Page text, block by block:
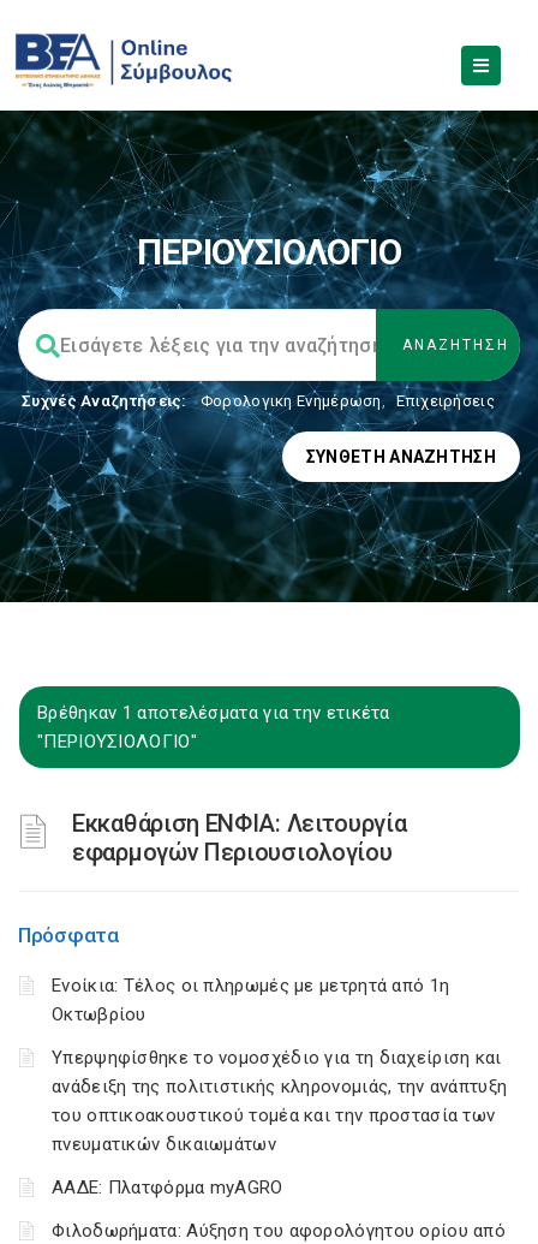
ΠΕΡΙΟΥΣΙΟΛΟΓΙΟ
Συχνές Αναζητήσεις: Φορολογικη Ενημέρωση, Επιχειρήσεις
ΣΎΝΘΕΤΗ ΑΝΑΖΉΤΗΣΗ
Βρέθηκαν 1 αποτελέσματα για την ετικέτα
"ΠΕΡΙΟΥΣΙΟΛΟΓΙΟ"
Εκκαθάριση ΕΝΦΙΑ: Λειτουργία
εφαρμογών Περιουσιολογίου
Πρόσφατα
Ενοίκια: Τέλος οι πληρωμές με μετρητά από 1η
Οκτωβρίου
Υπερψηφίσθηκε το νομοσχέδιο για τη διαχείριση και
ανάδειξη της πολιτιστικής κληρονομιάς, την ανάπτυξη
του οπτικοακουστικού τομέα και την προστασία των
πνευματικών δικαιωμάτων
ΑΑΔΕ: Πλατφόρμα myAGRO
Φιλοδωρήματα: Αύξηση του αφορολόγητου ορίου από